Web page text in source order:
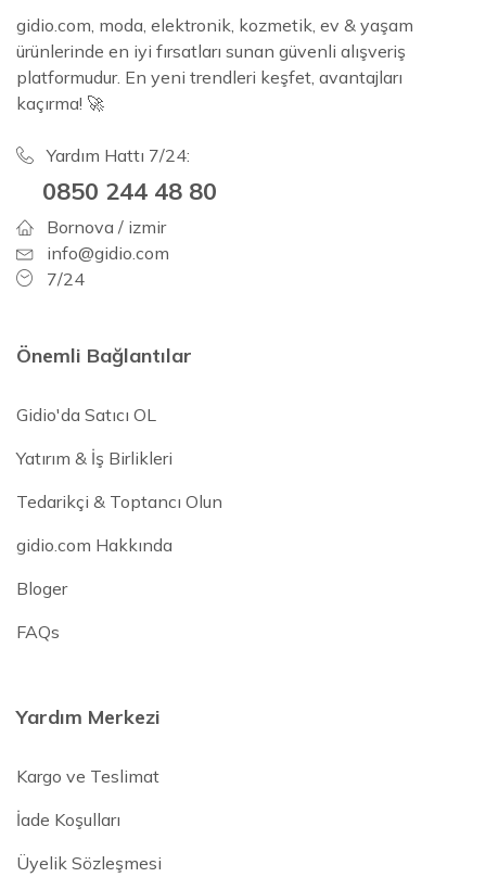
gidio.com, moda, elektronik, kozmetik, ev & yaşam
ürünlerinde en iyi fırsatları sunan güvenli alışveriş
platformudur. En yeni trendleri keşfet, avantajları
kaçırma! 🚀
Yardım Hattı 7/24:
0850 244 48 80
Bornova / izmir
info@gidio.com
7/24
Önemli Bağlantılar
Gidio'da Satıcı OL
Yatırım & İş Birlikleri
Tedarikçi & Toptancı Olun
gidio.com Hakkında
Bloger
FAQs
Yardım Merkezi
Kargo ve Teslimat
İade Koşulları
Üyelik Sözleşmesi